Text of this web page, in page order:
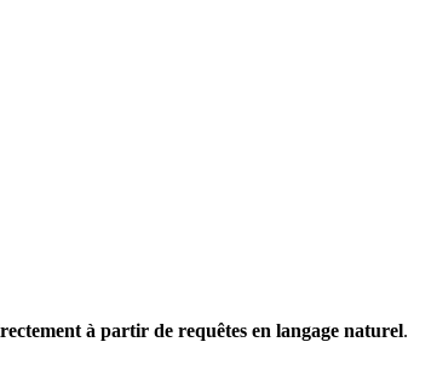
à partir de requêtes en langage naturel.